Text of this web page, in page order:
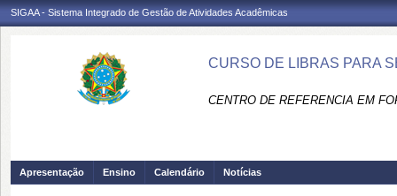
SIGAA - Sistema Integrado de Gestão de Atividades Acadêmicas
CURSO DE LIBRAS PARA
CENTRO DE REFERENCIA EM
Apresentação Ensino Calendário Notícias